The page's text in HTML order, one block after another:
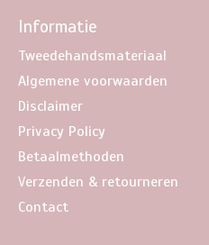
Informatie
Tweedehandsmateriaal
Algemene voorwaarden
Disclaimer
Privacy Policy
Betaalmethoden
Verzenden & retourneren
Contact